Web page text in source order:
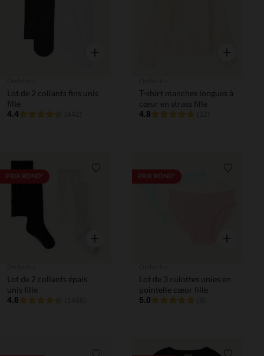
Aperçu rapide
Lot de 2 collants fins unis
fille
4.4
Aperçu
T-shirt manches longues à
cœur en strass fille
4.8
PRIX ROND* Liste de souhaits
Aperçu rapide
Lot de 2 collants épais
unis fille
4.6
PRIX ROND*
Aperçu
Lot de 3 culottes unies en
pointelle cœur fille
5.0